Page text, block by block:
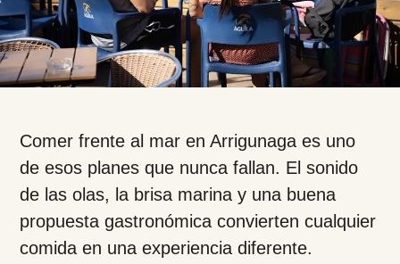
Comer frente al mar en Arrigunaga es uno
de esos planes que nunca fallan. El sonido
de las olas, la brisa marina y una buena
propuesta gastronómica convierten cualquier
comida en una experiencia diferente.